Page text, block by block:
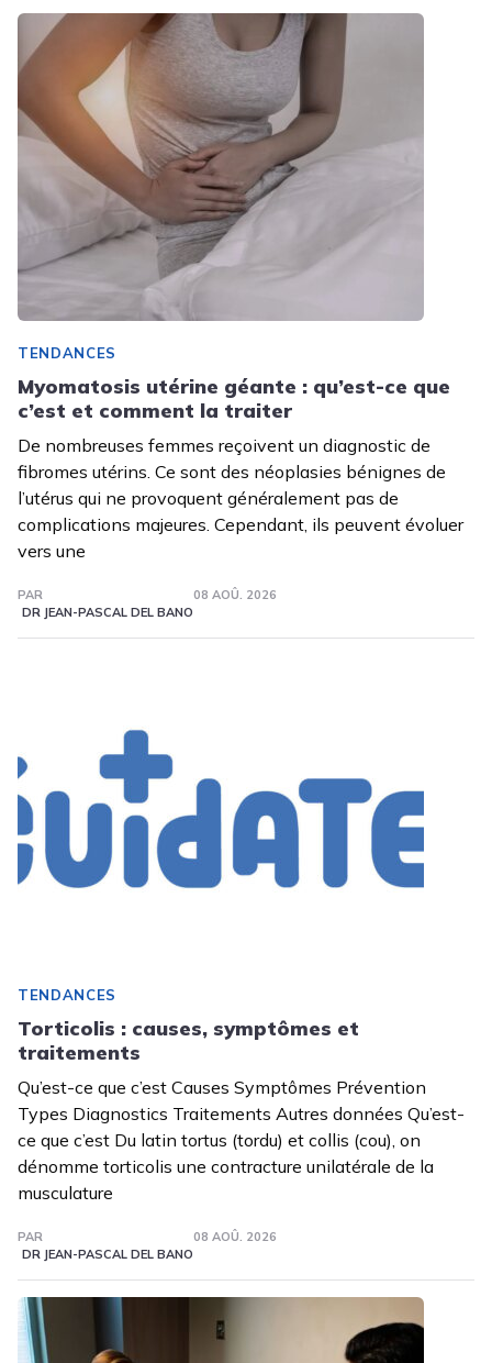
TENDANCES
Myomatosis utérine géante : qu’est-ce que
c’est et comment la traiter
De nombreuses femmes reçoivent un diagnostic de
fibromes utérins. Ce sont des néoplasies bénignes de
l’utérus qui ne provoquent généralement pas de
complications majeures. Cependant, ils peuvent évoluer
vers une
PAR
DR JEAN-PASCAL DEL BANO
08 AOÛ. 2026
TENDANCES
Torticolis : causes, symptômes et
traitements
Qu’est-ce que c’est Causes Symptômes Prévention
Types Diagnostics Traitements Autres données Qu’est-
ce que c’est Du latin tortus (tordu) et collis (cou), on
dénomme torticolis une contracture unilatérale de la
musculature
PAR
DR JEAN-PASCAL DEL BANO
08 AOÛ. 2026